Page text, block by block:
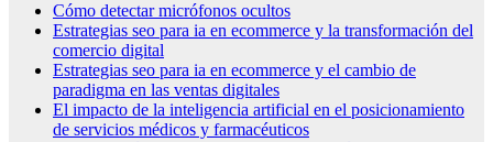
Cómo detectar micrófonos ocultos
Estrategias seo para ia en ecommerce y la transformación del
comercio digital
Estrategias seo para ia en ecommerce y el cambio de
paradigma en las ventas digitales
El impacto de la inteligencia artificial en el posicionamiento
de servicios médicos y farmacéuticos